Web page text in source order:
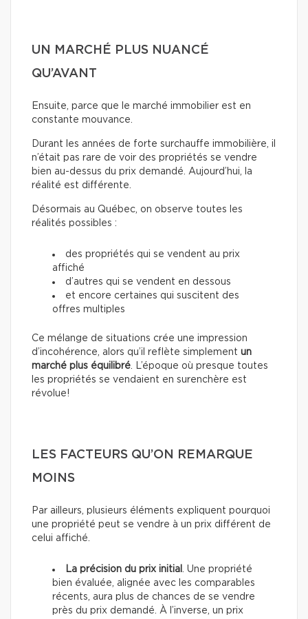
UN MARCHÉ PLUS NUANCÉ
QU’AVANT
Ensuite, parce que le marché immobilier est en
constante mouvance.
Durant les années de forte surchauffe immobilière, il
n’était pas rare de voir des propriétés se vendre
bien au-dessus du prix demandé. Aujourd’hui, la
réalité est différente.
Désormais au Québec, on observe toutes les
réalités possibles :
des propriétés qui se vendent au prix
affiché
d’autres qui se vendent en dessous
et encore certaines qui suscitent des
offres multiples
Ce mélange de situations crée une impression
d’incohérence, alors qu’il reflète simplement un
marché plus équilibré. L’époque où presque toutes
les propriétés se vendaient en surenchère est
révolue!
LES FACTEURS QU’ON REMARQUE
MOINS
Par ailleurs, plusieurs éléments expliquent pourquoi
une propriété peut se vendre à un prix différent de
celui affiché.
La précision du prix initial . Une propriété
bien évaluée, alignée avec les comparables
récents, aura plus de chances de se vendre
près du prix demandé. À l’inverse, un prix